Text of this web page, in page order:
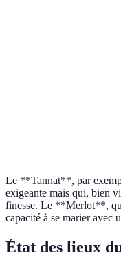
Le **Tannat**, par
exigeante mais qui, bien
finesse. Le **Merlot**,
capacité à se marier avec
État des lieux